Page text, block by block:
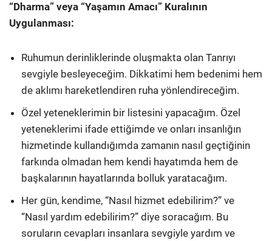
“Dharma” veya “Yaşamın Amacı” Kuralının
Uygulanması:
Ruhumun derinliklerinde oluşmakta olan Tanrıyı
sevgiyle besleyeceğim. Dikkatimi hem bedenimi hem
de aklımı hareketlendiren ruha yönlendireceğim.
Özel yeteneklerimin bir listesini yapacağım. Özel
yeteneklerimi ifade ettiğimde ve onları insanlığın
hizmetinde kullandığımda zamanın nasıl geçtiğinin
farkında olmadan hem kendi hayatımda hem de
başkalarının hayatlarında bolluk yaratacağım.
Her gün, kendime, “Nasıl hizmet edebilirim?” ve
“Nasıl yardım edebilirim?” diye soracağım. Bu
soruların cevapları insanlara sevgiyle yardım ve